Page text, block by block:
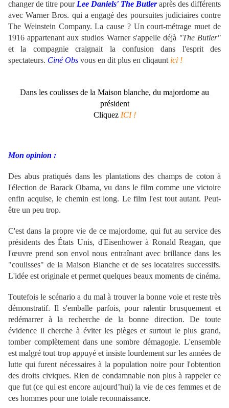
changer de titre pour Lee Daniels' The Butleraprès des différents
avec Warner Bros. qui a engagé des poursuites judiciaires contre
The Weinstein Company. La cause ? Un court-métrage muet de
1916 appartenant aux studios Warner s'appelle déjà "The Butler"
et la compagnie craignait la confusion dans l'esprit des
spectateurs. Ciné Obs vous en dit plus en cliqaunt ici !
Dans les coulisses de la Maison blanche, du majordome au
président
Cliquez ICI !
Mon opinion :
Des abus pratiqués dans les plantations des champs de coton à
l'élection de Barack Obama, vu dans le film comme une victoire
enfin acquise, le chemin est long. Le film l'est tout autant. Peut-
être un peu trop.
C'est dans la propre vie de ce majordome, qui fut au service des
présidents des États Unis, d'Eisenhower à Ronald Reagan, que
l'œuvre prend son envol nous entraînant avec brillance dans les
"coulisses" de la Maison Blanche et de ses locataires successifs.
L'idée est originale et permet quelques beaux moments de cinéma.
Toutefois le scénario a du mal à trouver la bonne voie et reste très
démonstratif. Il s'emballe parfois, pour ralentir brusquement et
redémarrer à la recherche de la bonne direction. De toute
évidence il cherche à éviter les pièges et surtout le plus grand,
tomber complètement dans une sombre démagogie. L'ensemble
est malgré tout trop appuyé et insiste lourdement sur les années de
lutte qui furent nécessaires à la population noire pour l'obtention
des droits civiques. Rien de condamnable non plus à rappeler ce
que fut (ce qui est encore aujourd’hui) la vie de ces femmes et de
ces hommes pour une totale reconnaissance.